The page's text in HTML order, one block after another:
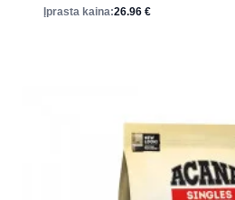
Įprasta kaina:26.96 €